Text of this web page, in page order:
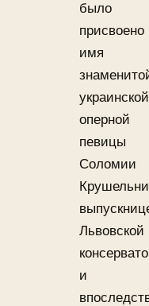
было
присвоено
имя
украинской
оперной
певицы
Соломии
Львовской
и